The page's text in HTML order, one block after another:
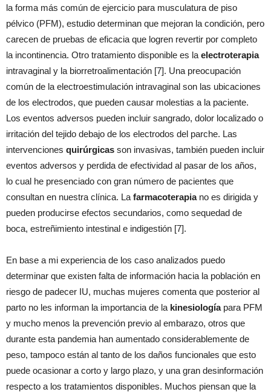
la forma más común de ejercicio para musculatura de piso
pélvico (PFM), estudio determinan que mejoran la condición, pero
carecen de pruebas de eficacia que logren revertir por completo
la incontinencia. Otro tratamiento disponible es la electroterapia
intravaginal y la biorretroalimentación [7]. Una preocupación
común de la electroestimulación intravaginal son las ubicaciones
de los electrodos, que pueden causar molestias a la paciente.
Los eventos adversos pueden incluir sangrado, dolor localizado o
irritación del tejido debajo de los electrodos del parche. Las
intervenciones quirúrgicas son invasivas, también pueden incluir
eventos adversos y perdida de efectividad al pasar de los años,
lo cual he presenciado con gran número de pacientes que
consultan en nuestra clínica. La farmacoterapiano es dirigida y
pueden producirse efectos secundarios, como sequedad de
boca, estreñimiento intestinal e indigestión [7].
En base a mi experiencia de los caso analizados puedo
determinar que existen falta de información hacia la población en
riesgo de padecer IU, muchas mujeres comenta que posterior al
parto no les informan la importancia de la kinesiologíapara PFM
y mucho menos la prevención previo al embarazo, otros que
durante esta pandemia han aumentado considerablemente de
peso, tampoco están al tanto de los daños funcionales que esto
puede ocasionar a corto y largo plazo, y una gran desinformación
respecto a los tratamientos disponibles. Muchos piensan que la